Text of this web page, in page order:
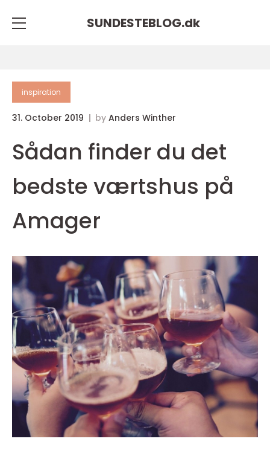
SUNDESTEBLOG.dk
inspiration
31. October 2019 by Anders Winther
Sådan finder du det
bedste værtshus på
Amager